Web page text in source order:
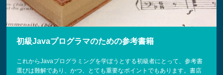
初級Javaプログラマのための参考書籍
これからJavaプログラミングを学ぼうとする初級者にとって、参考書
選びは難解であり、かつ、とても重要なポイントでもあります。書店